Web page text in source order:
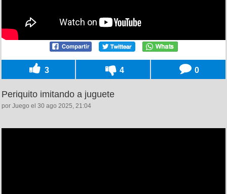
3 4 0
Periquito imitando a juguete
por Juego el 30 ago 2025, 21:04